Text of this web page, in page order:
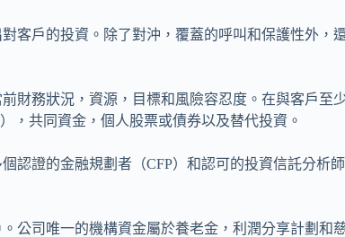
客戶的投資。除了對沖，覆蓋的呼叫和保護性外，
財務狀況，資源，目標和風險容忍度。在與客戶至
，共同資金，個人股票或債券以及替代投資。
認證的金融規劃者（CFP）和認可的投資信託分析師
公司唯一的機構資金屬於養老金，利潤分享計劃和